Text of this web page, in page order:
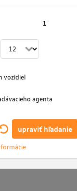
1
vozidiel
agenta
upraviť hľadanie